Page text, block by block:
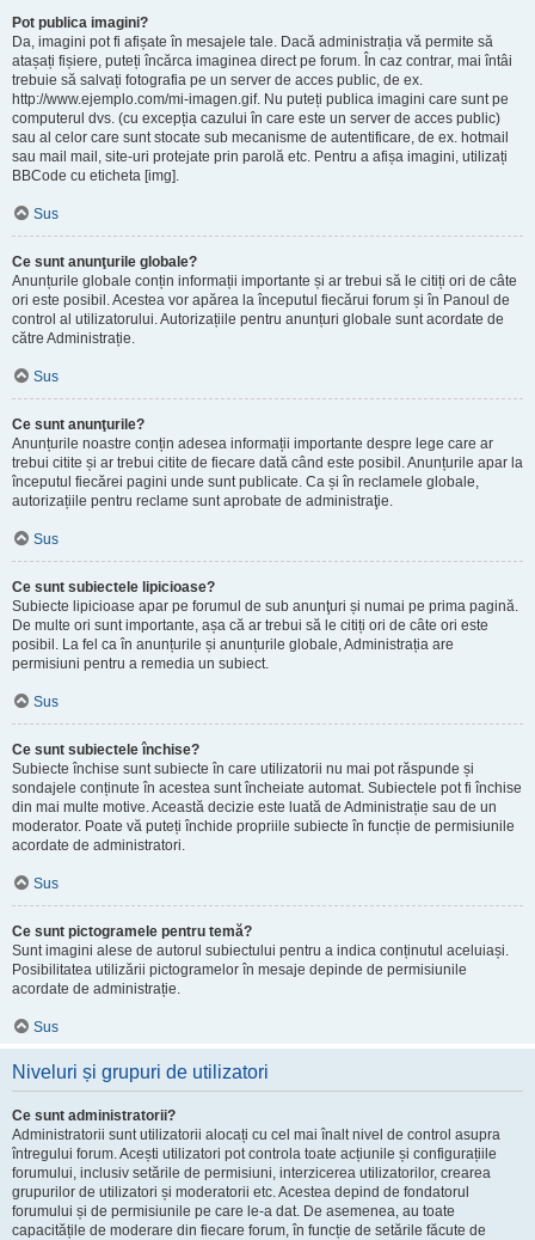
Pot publica imagini?
Da, imagini pot fi afișate în mesajele tale. Dacă administrația vă permite să
atașați fișiere, puteți încărca imaginea direct pe forum. În caz contrar, mai întâi
trebuie să salvați fotografia pe un server de acces public, de ex.
http://www.ejemplo.com/mi-imagen.gif. Nu puteți publica imagini care sunt pe
computerul dvs. (cu excepția cazului în care este un server de acces public)
sau al celor care sunt stocate sub mecanisme de autentificare, de ex. hotmail
sau mail mail, site-uri protejate prin parolă etc. Pentru a afișa imagini, utilizați
BBCode cu eticheta [img].
Sus
Ce sunt anunţurile globale?
Anunțurile globale conțin informații importante și ar trebui să le citiți ori de câte
ori este posibil. Acestea vor apărea la începutul fiecărui forum și în Panoul de
control al utilizatorului. Autorizațiile pentru anunțuri globale sunt acordate de
către Administrație.
Sus
Ce sunt anunţurile?
Anunțurile noastre conțin adesea informații importante despre lege care ar
trebui citite și ar trebui citite de fiecare dată când este posibil. Anunțurile apar la
începutul fiecărei pagini unde sunt publicate. Ca și în reclamele globale,
autorizațiile pentru reclame sunt aprobate de administraţie.
Sus
Ce sunt subiectele lipicioase?
Subiecte lipicioase apar pe forumul de sub anunţuri și numai pe prima pagină.
De multe ori sunt importante, așa că ar trebui să le citiți ori de câte ori este
posibil. La fel ca în anunțurile și anunțurile globale, Administrația are
permisiuni pentru a remedia un subiect.
Sus
Ce sunt subiectele închise?
Subiecte închise sunt subiecte în care utilizatorii nu mai pot răspunde și
sondajele conținute în acestea sunt încheiate automat. Subiectele pot fi închise
din mai multe motive. Această decizie este luată de Administrație sau de un
moderator. Poate vă puteți închide propriile subiecte în funcție de permisiunile
acordate de administratori.
Sus
Ce sunt pictogramele pentru temă?
Sunt imagini alese de autorul subiectului pentru a indica conținutul aceluiași.
Posibilitatea utilizării pictogramelor în mesaje depinde de permisiunile
acordate de administrație.
Sus
Niveluri și grupuri de utilizatori
Ce sunt administratorii?
Administratorii sunt utilizatorii alocați cu cel mai înalt nivel de control asupra
întregului forum. Acești utilizatori pot controla toate acțiunile și configurațiile
forumului, inclusiv setările de permisiuni, interzicerea utilizatorilor, crearea
grupurilor de utilizatori și moderatorii etc. Acestea depind de fondatorul
forumului și de permisiunile pe care le-a dat. De asemenea, au toate
capacitățile de moderare din fiecare forum, în funcție de setările făcute de